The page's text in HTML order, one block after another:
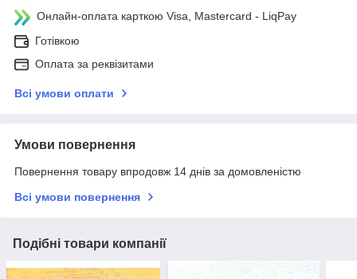
Онлайн-оплата карткою Visa, Mastercard - LiqPay
Готівкою
Оплата за реквізитами
Всі умови оплати
Умови повернення
Повернення товару впродовж 14 днів за домовленістю
Всі умови повернення
Подібні товари компанії